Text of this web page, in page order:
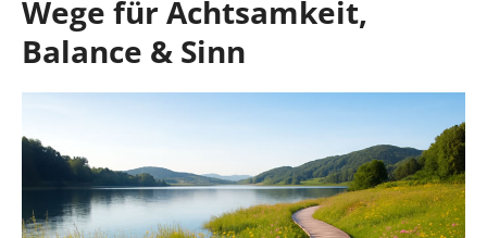
Wege für Achtsamkeit,
Balance & Sinn